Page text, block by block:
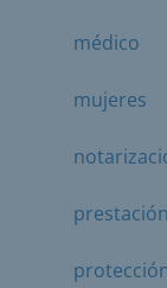
médico
mujeres
prestación